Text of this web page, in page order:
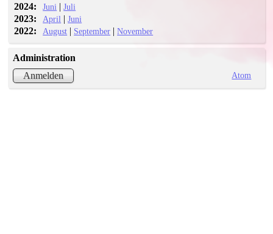
2024:
Juni |Juli
2023: April |Juni
2022: August | September |November
Administration
Anmelden
Atom